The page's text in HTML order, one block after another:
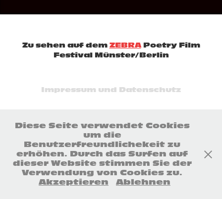
Zu sehen auf dem ZEBRAPoetry Film
Festival Münster/Berlin
Impressum und Datenschutz
Diese Seite verwendet Cookies
um die
Benutzerfreundlichekeit zu
erhöhen. Durch das Surfen auf
dieser Website stimmen Sie der
Verwendung von Cookies zu.
Akzeptieren
Ablehnen